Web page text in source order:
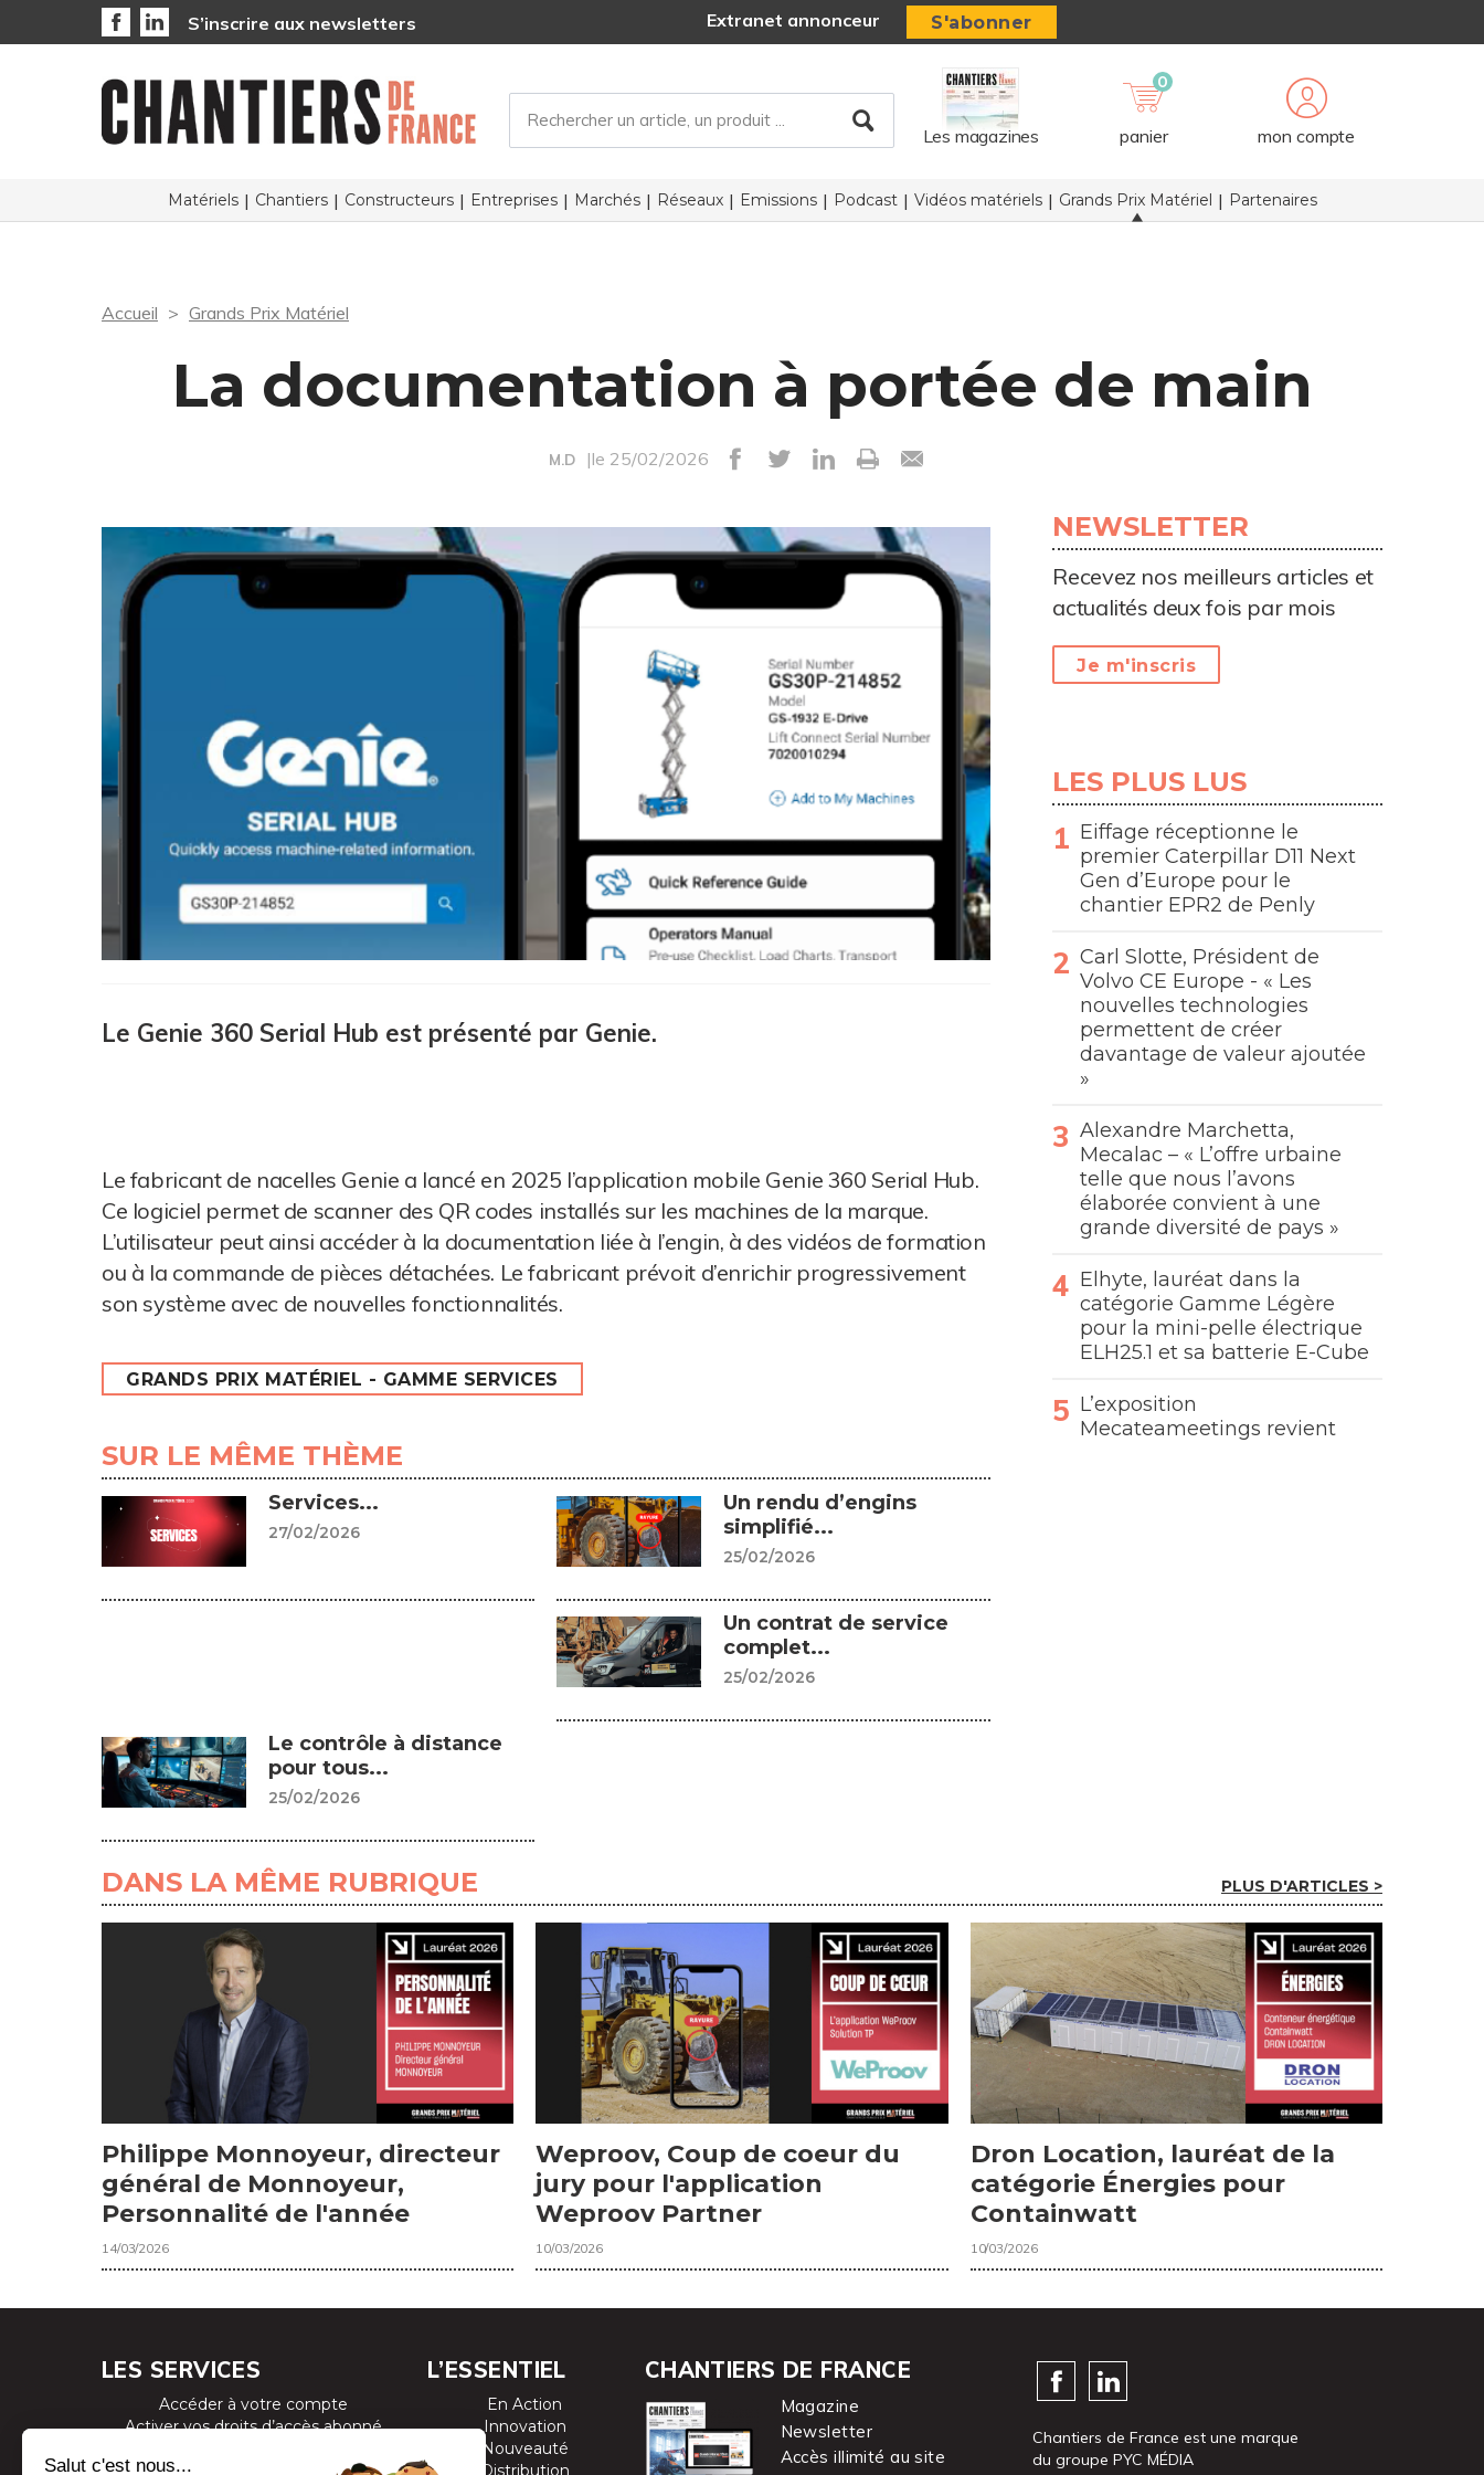
S’inscrire aux newsletters Extranet annonceur S'abonner
Les magazines
0
panier mon compte
Matériels Chantiers Constructeurs Entreprises Marchés Réseaux Emissions Podcast Vidéos matériels Grands Prix Matériel Partenaires
Accueil Grands Prix Matériel
La documentation à portée de main
M.D |le 25/02/2026
Le Genie 360 Serial Hub est présenté par Genie.
Le fabricant de nacelles Genie a lancé en 2025 l’application mobile Genie 360 Serial Hub.
Ce logiciel permet de scanner des QR codes installés sur les machines de la marque.
L’utilisateur peut ainsi accéder à la documentation liée à l’engin, à des vidéos de formation
ou à la commande de pièces détachées. Le fabricant prévoit d’enrichir progressivement
son système avec de nouvelles fonctionnalités.
GRANDS PRIX MATÉRIEL - GAMME SERVICES
SUR LE MÊME THÈME
Services...
27/02/2026
Un rendu d’engins
simplifié...
25/02/2026
Un contrat de service
complet...
25/02/2026
Le contrôle à distance
pour tous...
25/02/2026
NEWSLETTER
Recevez nos meilleurs articles et
actualités deux fois par mois
Je m'inscris
LES PLUS LUS
Eiffage réceptionne le
premier Caterpillar D11 Next
Gen d’Europe pour le
chantier EPR2 de Penly
Carl Slotte, Président de
Volvo CE Europe - « Les
nouvelles technologies
permettent de créer
davantage de valeur ajoutée
»
Alexandre Marchetta,
Mecalac – « L’offre urbaine
telle que nous l’avons
élaborée convient à une
grande diversité de pays »
Elhyte, lauréat dans la
catégorie Gamme Légère
pour la mini-pelle électrique
ELH25.1 et sa batterie E-Cube
L’exposition
Mecateameetings revient
DANS LA MÊME RUBRIQUE PLUS D'ARTICLES >
Philippe Monnoyeur, directeur
général de Monnoyeur,
Personnalité de l'année
14/03/2026
Weproov, Coup de coeur du
jury pour l'application
Weproov Partner
10/03/2026
Dron Location, lauréat de la
catégorie Énergies pour
Containwatt
10/03/2026
LES SERVICES
Accéder à votre compte
Activer vos droits d’accès abonné
S’inscrire aux newsletters
L’ESSENTIEL
En Action
Innovation
Nouveauté
Distribution
CHANTIERS DE FRANCE
Magazine
Newsletter
Accès illimité au site
Chantiers de France est une marque
du groupe PYC MÉDIA